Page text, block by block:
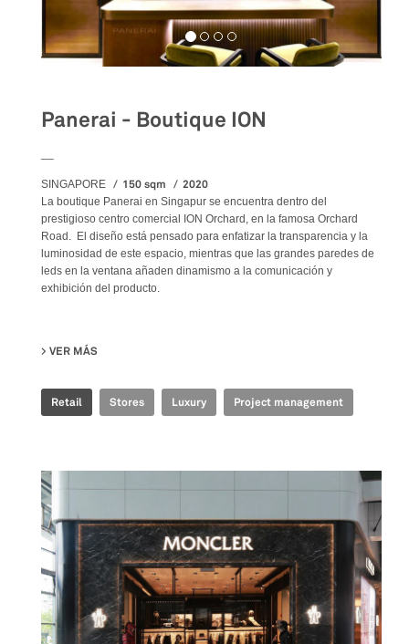
Panerai - Boutique ION
SINGAPORE 150 sqm 2020
La boutique Panerai en Singapur se encuentra dentro del
prestigioso centro comercial ION Orchard, en la famosa Orchard
Road. El diseño está pensado para enfatizar la transparencia y la
luminosidad de este espacio, mientras que las grandes paredes de
leds en la ventana añaden dinamismo a la comunicación y
exhibición del producto.
VER MÁS
Retail Stores Luxury Project management